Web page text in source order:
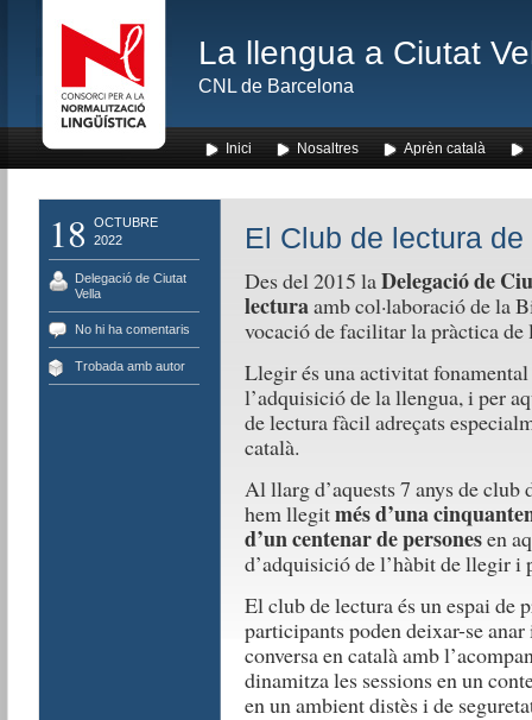
La llengua a Ciutat
CNL de Barcelona
Inici Nosaltres Aprèn català
18
OCTUBRE
2022
Delegació de Ciutat
Vella
No hi ha comentaris
Trobada amb autor
El Club de lectura
Des del 2015 laDelegació de
lecturaamb col·laboració de la
vocació de facilitar la pràctica
Llegir és una activitat
l’adquisició de la llengua, i per
de lectura fàcil adreçats
català.
Al llarg d’aquests 7 anys de
hem llegitmés d’una
d’un centenar de personesen
d’adquisició de l’hàbit de llegir i
El club de lectura és un espai de
participants poden deixar-se
conversa en català amb
dinamitza les sessions en un
en un ambient distès i de